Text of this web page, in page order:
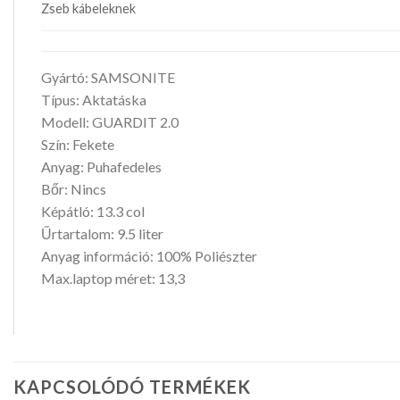
Zseb kábeleknek
Gyártó: SAMSONITE
Típus: Aktatáska
Modell: GUARDIT 2.0
Szín: Fekete
Anyag: Puhafedeles
Bőr: Nincs
Képátló: 13.3 col
Űrtartalom: 9.5 liter
Anyag információ: 100% Poliészter
Max.laptop méret: 13,3
KAPCSOLÓDÓ TERMÉKEK